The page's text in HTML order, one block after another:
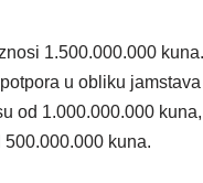
1.500.000.000 kuna.
u obliku
od 1.000.000.000
kuna.